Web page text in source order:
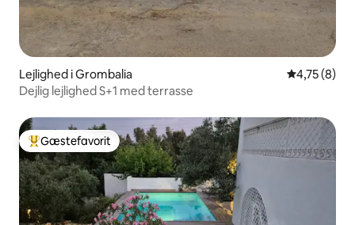
Lejlighed i Grombalia 4,75 ud af
4,75 (8)
Dejlig lejlighed S+1 med terrasse
Bedste gæstefavorit
Gæstefavorit